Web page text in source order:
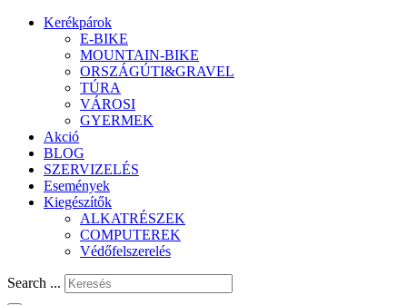
Kerékpárok
E-BIKE
MOUNTAIN-BIKE
ORSZÁGÚTI&GRAVEL
TÚRA
VÁROSI
GYERMEK
Akció
BLOG
SZERVIZELÉS
Események
Kiegészítők
ALKATRÉSZEK
COMPUTEREK
Védőfelszerelés
Search ...